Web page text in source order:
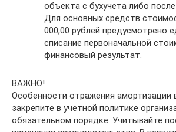
объекта с бухучета либо
Для основных средств
000,00 рублей предусмотрено
списание первоначальной
финансовый результат.
ВАЖНО!
Особенности отражения амортизации
закрепите в учетной политике
обязательном порядке. Учитывайте